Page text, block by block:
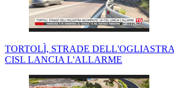
TORTOLÌ, STRADE
CISL LANCIA L'ALLARME